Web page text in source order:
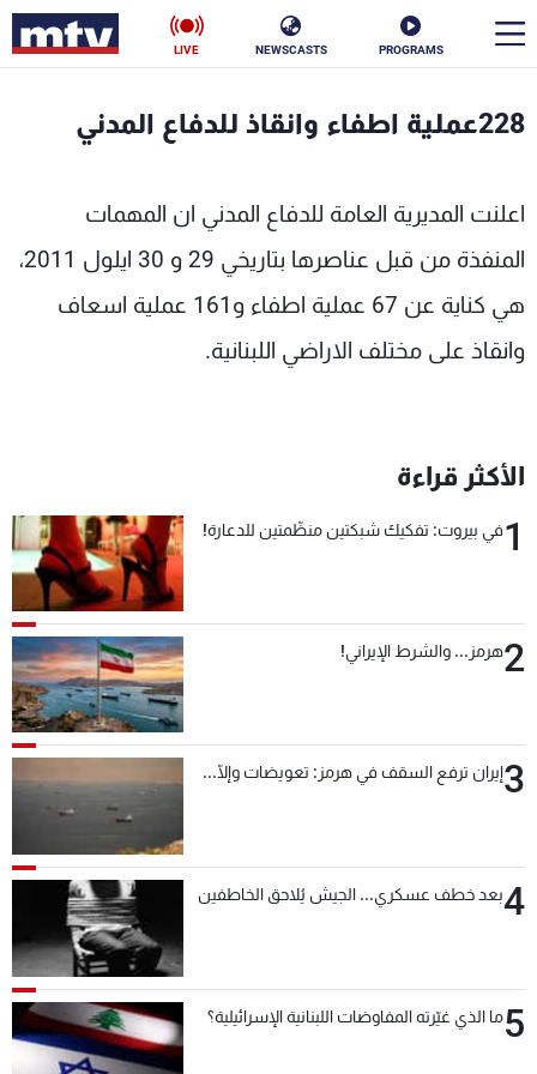
PROGRAMS
NEWSCASTS
LIVE
228عملية اطفاء وانقاذ للدفاع المدني
اعلنت المديرية العامة للدفاع المدني ان المهمات
المنفذة من قبل عناصرها بتاريخي 29 و 30 ايلول 2011،
هي كناية عن 67 عملية اطفاء و161 عملية اسعاف
وانقاذ على مختلف الاراضي اللبنانية.
الأكثر قراءة
1في بيروت: تفكيك شبكتين منظّمتين للدعارة!
2هرمز... والشرط الإيراني!
3إيران ترفع السقف في هرمز: تعويضات وإلّا...
4بعد خطف عسكري... الجيش يُلاحق الخاطفين
5ما الذي غيّرته المفاوضات اللبنانية الإسرائيلية؟
سياسة ناس
إقتصاد فن
البرامج
جدول البرامج
عن MTV
شروط الإسـتخدام
سياسة الخصوصية